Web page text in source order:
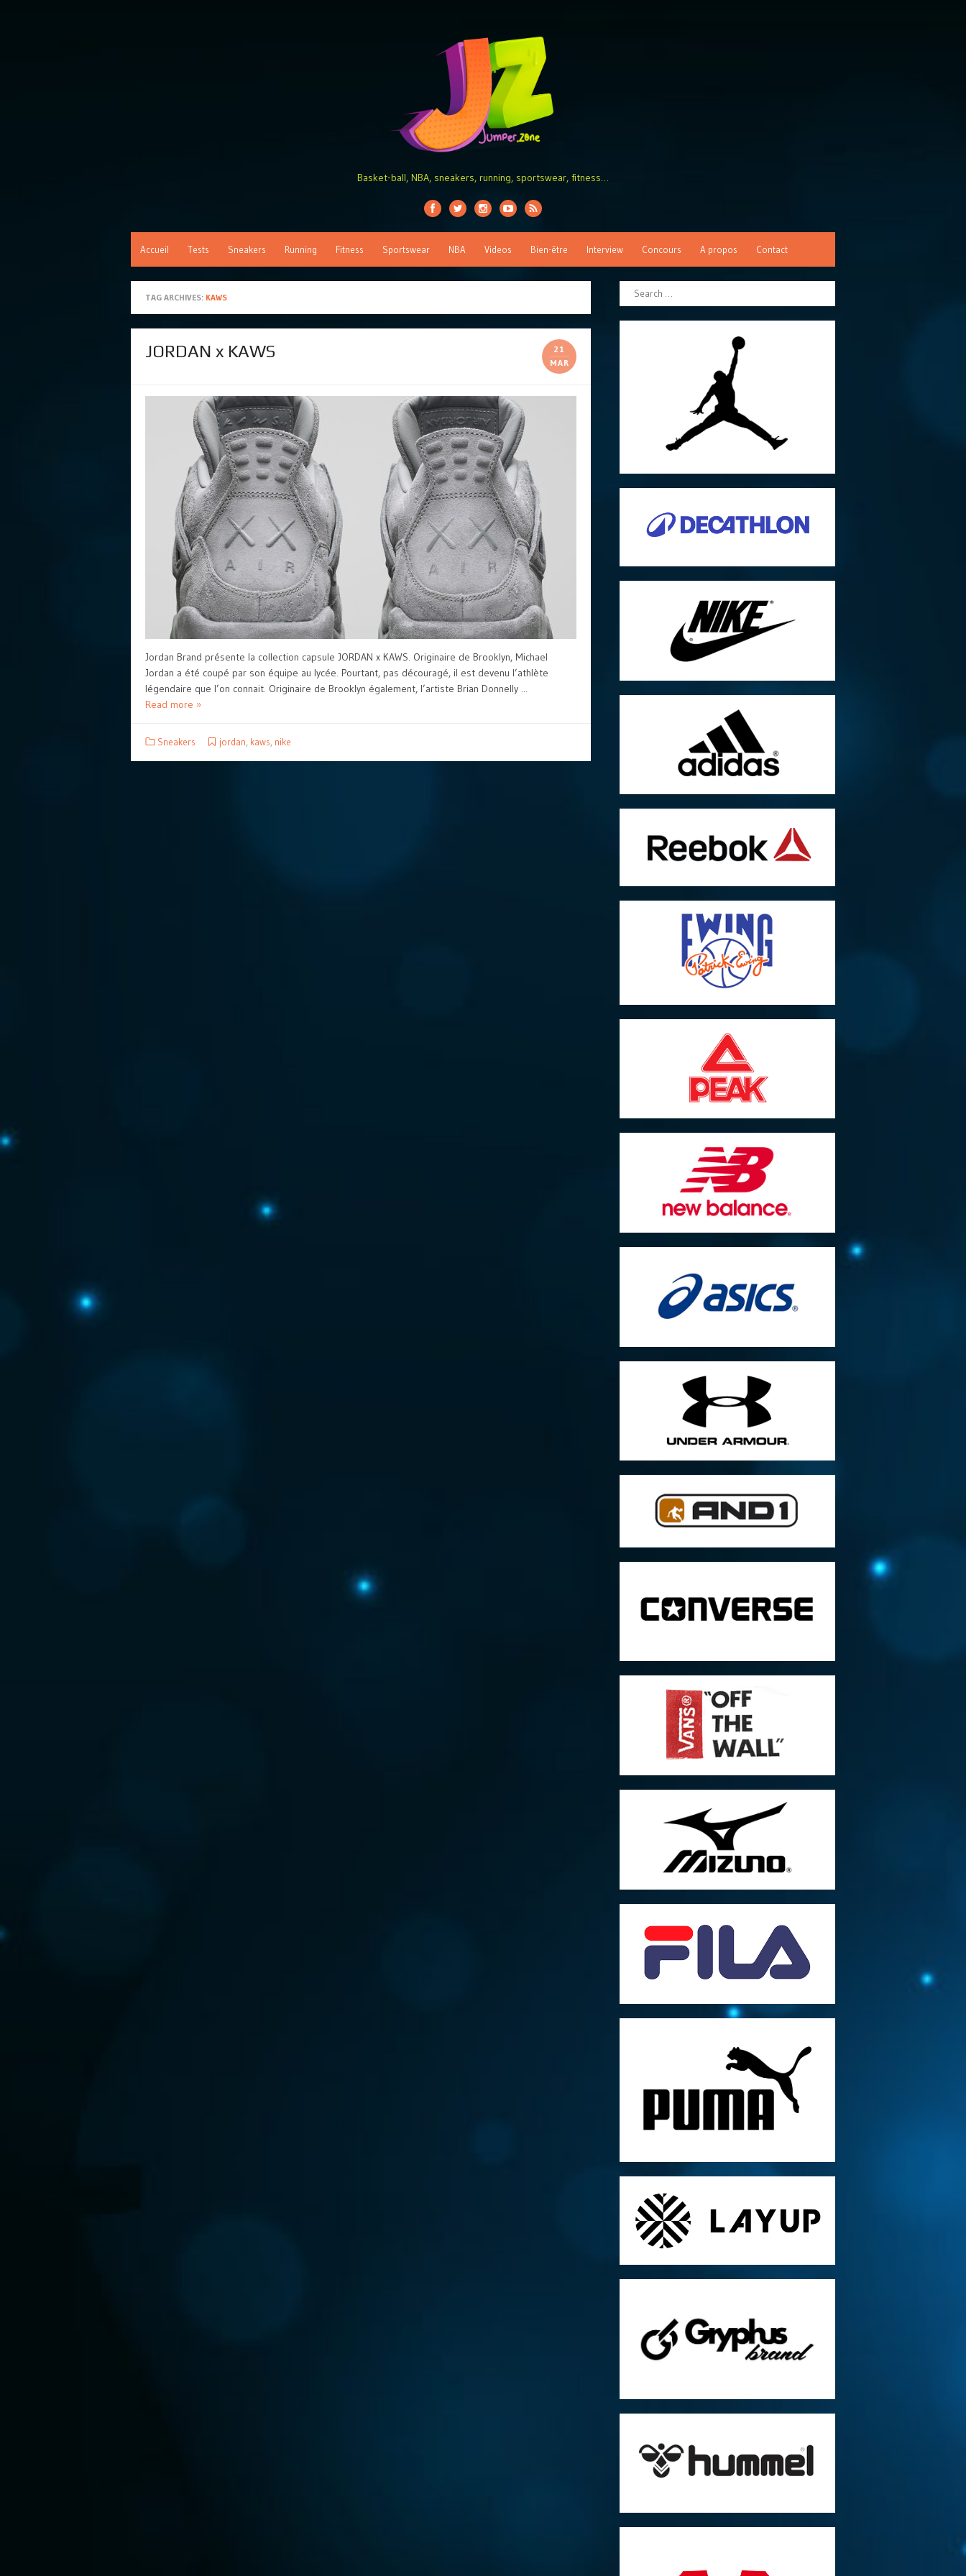
Basket-ball, NBA, sneakers, running, sportswear, fitness…
Accueil Tests Sneakers Running Fitness Sportswear NBA Videos Bien-être Interview Concours A propos Contact
TAG ARCHIVES: KAWS
JORDAN x KAWS
21
MAR
Jordan Brand présente la collection capsule JORDAN x KAWS. Originaire de Brooklyn, Michael
Jordan a été coupé par son équipe au lycée. Pourtant, pas découragé, il est devenu l’athlète
légendaire que l’on connait. Originaire de Brooklyn également, l’artiste Brian Donnelly ...
Read more »
Sneakers jordan, kaws, nike